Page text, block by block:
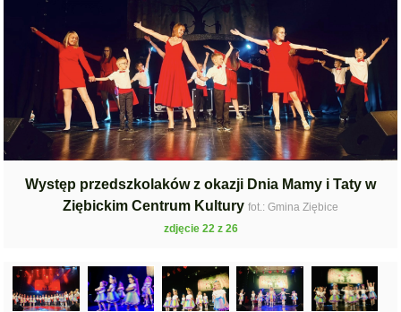
Występ przedszkolaków z okazji Dnia Mamy i Taty w
Ziębickim Centrum Kultury fot.: Gmina Ziębice
zdjęcie 22 z 26